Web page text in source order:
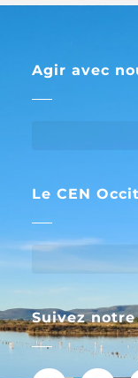
Agir avec
Le CEN
Suivez